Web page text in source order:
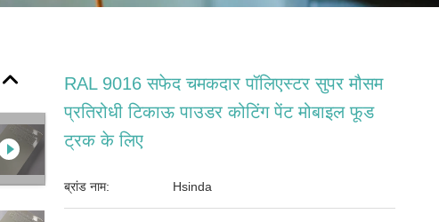
RAL 9016 सफेद चमकदार पॉलिएस्टर सुपर मौसम
प्रतिरोधी टिकाऊ पाउडर कोटिंग पेंट मोबाइल फूड
ट्रक के लिए
ब्रांड नाम: Hsinda